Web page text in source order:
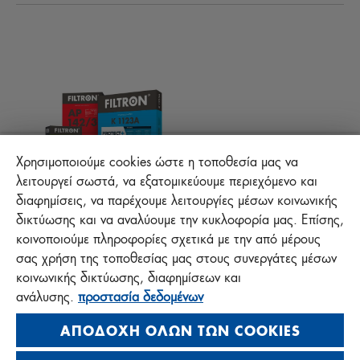
Προστασία +
FAQ
MANN+HUMMEL FT Poland
Sp. z o. o. Sp. k.
ul. Wrocławska 145, 63-800 GOSTYŃ, POLAND
Polityka prywatności
Impressum
Χρησιμοποιούμε cookies ώστε η τοποθεσία μας να
λειτουργεί σωστά, να εξατομικεύουμε περιεχόμενο και
διαφημίσεις, να παρέχουμε λειτουργίες μέσων κοινωνικής
δικτύωσης και να αναλύουμε την κυκλοφορία μας. Επίσης,
κοινοποιούμε πληροφορίες σχετικά με την από μέρους
σας χρήση της τοποθεσίας μας στους συνεργάτες μέσων
κοινωνικής δικτύωσης, διαφημίσεων και
ανάλυσης. προστασία δεδομένων
ΑΠΟΔΟΧΉ ΌΛΩΝ ΤΩΝ COOKIES